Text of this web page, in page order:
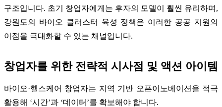
구조입니다. 초기 창업자에게는 후자의 모델이 훨씬 유리하며,
강원도의 바이오 클러스터 육성 정책은 이러한 공공 지원의
이점을 극대화할 수 있는 채널입니다.
창업자를 위한 전략적 시사점 및 액션 아이템
바이오·헬스케어 창업자는 지역 기반 오픈이노베이션을 적극
활용해 ‘시간’과 ‘데이터’를 확보해야 합니다.